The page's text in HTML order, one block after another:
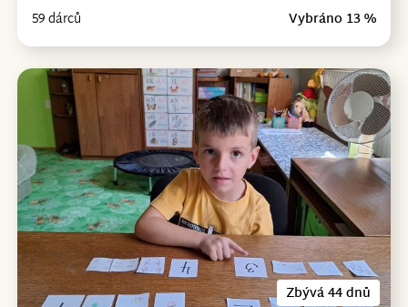
59 dárců Vybráno 13 %
Zbývá 44 dnů